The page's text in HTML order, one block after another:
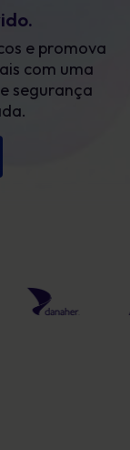
e promova
com uma
segurança